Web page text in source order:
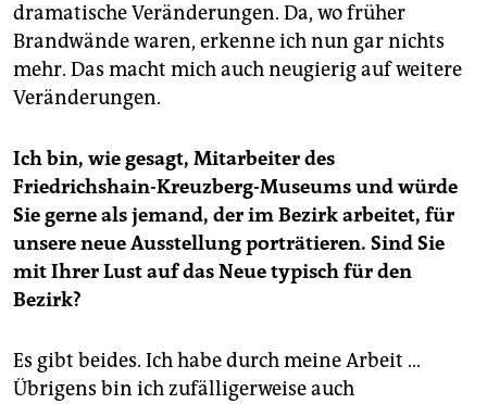
dramatische Veränderungen. Da, wo früher
Brandwände waren, erkenne ich nun gar nichts
mehr. Das macht mich auch neugierig auf weitere
Veränderungen.
Ich bin, wie gesagt, Mitarbeiter des
Friedrichshain-Kreuzberg-Museums und würde
Sie gerne als jemand, der im Bezirk arbeitet, für
unsere neue Ausstellung porträtieren. Sind Sie
mit Ihrer Lust auf das Neue typisch für den
Bezirk?
Es gibt beides. Ich habe durch meine Arbeit …
Übrigens bin ich zufälligerweise auch